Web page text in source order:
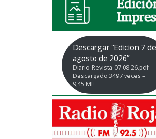
Descargar “Edicion 7 de
agosto de 2026”
Diario-Revista-07.08.26.pdf –
Descargado 3497 veces –
9,45 MB